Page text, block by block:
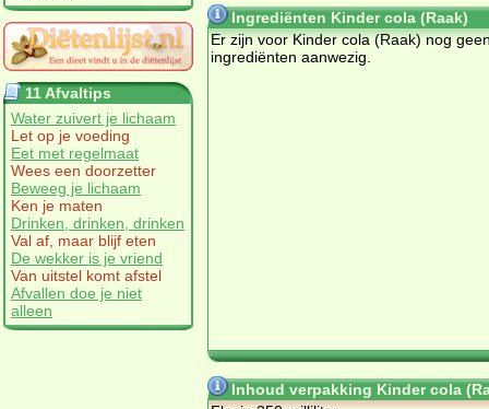
11 Afvaltips
Water zuivert je lichaam
Let op je voeding
Eet met regelmaat
Wees een doorzetter
Beweeg je lichaam
Ken je maten
Drinken, drinken, drinken
Val af, maar blijf eten
De wekker is je vriend
Van uitstel komt afstel
Afvallen doe je niet
alleen
Ingrediënten Kinder cola (Raak)
Er zijn voor Kinder cola (Raak) nog
ingrediënten aanwezig.
Inhoud verpakking Kinder cola